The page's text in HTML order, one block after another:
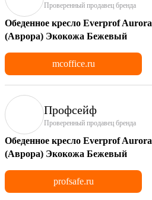
Проверенный продавец бренда
Обеденное кресло Everprof Aurora
(Аврора) Экокожа Бежевый
mcoffice.ru
Профсейф
Проверенный продавец бренда
Обеденное кресло Everprof Aurora
(Аврора) Экокожа Бежевый
profsafe.ru